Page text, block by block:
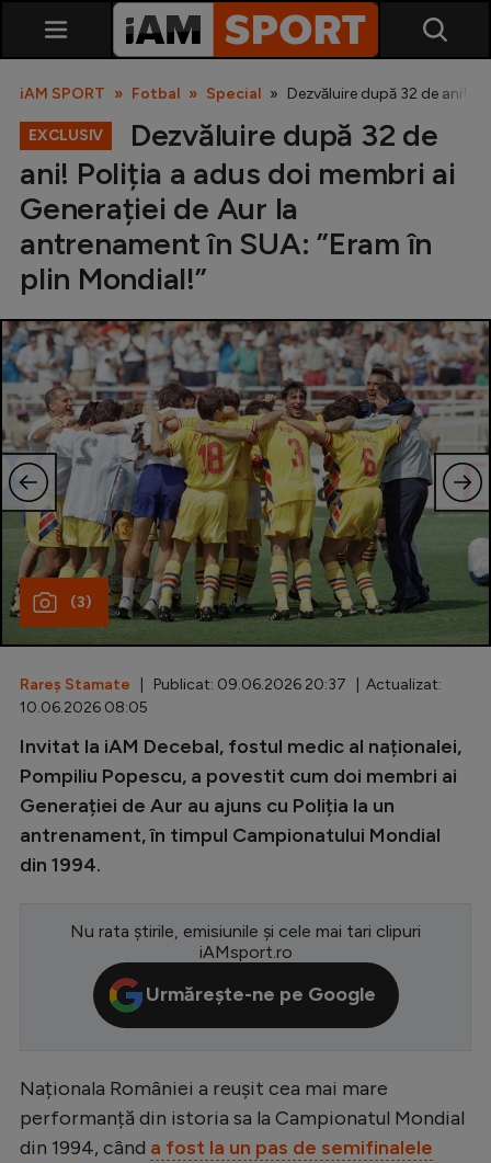
SuperLiga
Liga 2
Cupa României
Echipa Națională
U21
Fotbal feminin
Special
Diverse
Inedit
Clasamente
Champions League
Europa League
Conference League
Premier League
Serie A
Ligue 1
iAM SPORT Fotbal Special Dezvăluire după 32 de ani!
EXCLUSIV
Dezvăluire după 32 de
ani! Poliția a adus doi membri ai
Generației de Aur la
antrenament în SUA: ”Eram în
plin Mondial!”
(3)
Rareș Stamate | Publicat: 09.06.2026 20:37 | Actualizat:
10.06.2026 08:05
Invitat la iAM Decebal, fostul medic al naționalei,
Pompiliu Popescu, a povestit cum doi membri ai
Generației de Aur au ajuns cu Poliția la un
antrenament, în timpul Campionatului Mondial
din 1994.
Nu rata știrile, emisiunile și cele mai tari clipuri
iAMsport.ro
Urmărește-ne pe Google
Naționala României a reușit cea mai mare
performanță din istoria sa la Campionatul Mondial
din 1994, când a fost la un pas de semifinalele